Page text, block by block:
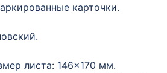
карточки.
листа: 146×170 мм.